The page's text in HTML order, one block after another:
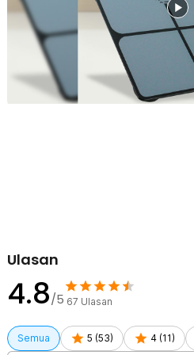
Desain minimalis dengan finishing
cocok ditempatkan di kamar tidur,
olahraga.
Kapasitas Besar Hingga 180 kg
Timbangan memiliki kapasitas
pilihan satuan kg dan lb sesuai
yang besar membuat timbangan
Rincian yang Anda dapatkan untuk
0.05kg 180kg - BT-986
1 x Panduan Penggunaan
Ulasan
4.8/5 67 Ulasan
Semua 5 (53) 4 (11 )